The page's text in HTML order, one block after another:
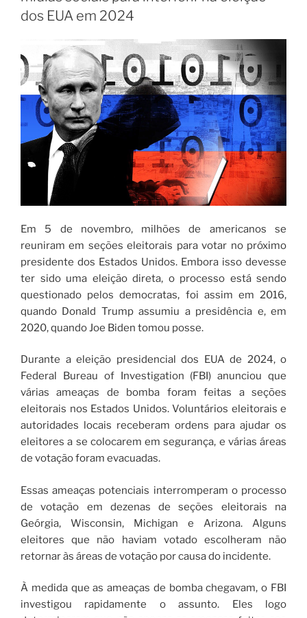
dos EUA em 2024
Em 5 de novembro, milhões de americanos se
reuniram em seções eleitorais para votar no próximo
presidente dos Estados Unidos. Embora isso devesse
ter sido uma eleição direta, o processo está sendo
questionado pelos democratas, foi assim em 2016,
quando Donald Trump assumiu a presidência e, em
2020, quando Joe Biden tomou posse.
Durante a eleição presidencial dos EUA de 2024, o
Federal Bureau of Investigation (FBI) anunciou que
várias ameaças de bomba foram feitas a seções
eleitorais nos Estados Unidos. Voluntários eleitorais e
autoridades locais receberam ordens para ajudar os
eleitores a se colocarem em segurança, e várias áreas
de votação foram evacuadas.
Essas ameaças potenciais interromperam o processo
de votação em dezenas de seções eleitorais na
Geórgia, Wisconsin, Michigan e Arizona. Alguns
eleitores que não haviam votado escolheram não
retornar às áreas de votação por causa do incidente.
À medida que as ameaças de bomba chegavam, o FBI
investigou rapidamente o assunto. Eles logo